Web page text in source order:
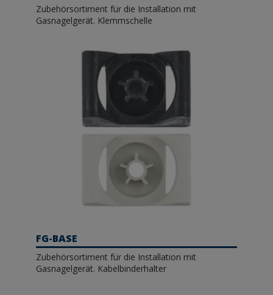
Zubehörsortiment für die Installation mit
Gasnagelgerät. Klemmschelle
FG-BASE
Zubehörsortiment für die Installation mit
Gasnagelgerät. Kabelbinderhalter